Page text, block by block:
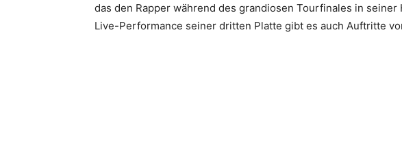
das den Rapper während des grandiosen Tourfinales in
Live-Performance seiner dritten Platte gibt es auch Auftritte